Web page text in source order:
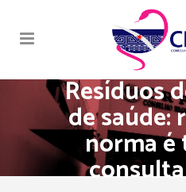
Resíduos
de saúde:
norma é